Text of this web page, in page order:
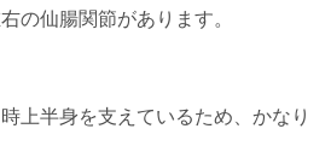
の仙腸関節があります。
上半身を支えているため、かなり